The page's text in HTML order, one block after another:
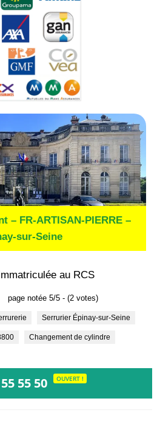
– FR-ARTISAN-PIERRE –
sur-Seine
au RCS
page notée 5/5 - (2 votes)
Serrurier Épinay-sur-Seine
Changement de cylindre
55 50 OUVERT !